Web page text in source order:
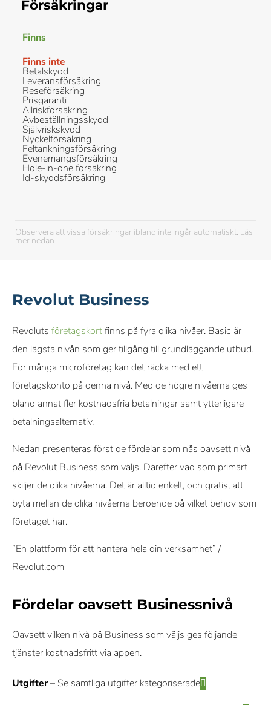
Försäkringar
Finns
Finns inte
Betalskydd
Leveransförsäkring
Reseförsäkring
Prisgaranti
Allriskförsäkring
Avbeställningsskydd
Självriskskydd
Nyckelförsäkring
Feltankningsförsäkring
Evenemangsförsäkring
Hole-in-one försäkring
Id-skyddsförsäkring
Observera att vissa försäkringar ibland inte ingår automatiskt. Läs
mer nedan.
Revolut Business
Revoluts företagskortfinns på fyra olika nivåer. Basic är
den lägsta nivån som ger tillgång till grundläggande utbud.
För många microföretag kan det räcka med ett
företagskonto på denna nivå. Med de högre nivåerna ges
bland annat fler kostnadsfria betalningar samt ytterligare
betalningsalternativ.
Nedan presenteras först de fördelar som nås oavsett nivå
på Revolut Business som väljs. Därefter vad som primärt
skiljer de olika nivåerna. Det är alltid enkelt, och gratis, att
byta mellan de olika nivåerna beroende på vilket behov som
företaget har.
”En plattform för att hantera hela din verksamhet” /
Revolut.com
Fördelar oavsett Businessnivå
Oavsett vilken nivå på Business som väljs ges följande
tjänster kostnadsfritt via appen.
Utgifter– Se samtliga utgifter kategoriserade